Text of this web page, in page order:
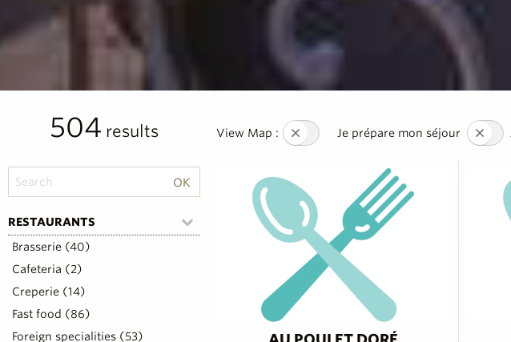
504 results
RESTAURANTS
Brasserie (40)
Cafeteria (2)
Creperie (14)
Fast food (86)
Foreign specialities (53)
View Map : Je prépare mon séjour